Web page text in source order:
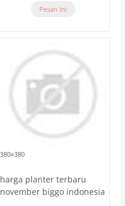
Pesan Ini
380×380
harga planter terbaru
november biggo indonesia